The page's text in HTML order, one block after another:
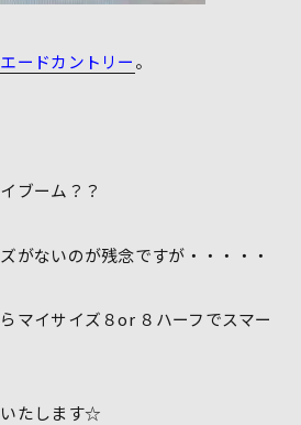
ードカントリー。
ブーム？？
がないのが残念ですが・・・・・
マイサイズ８or ８ハーフでスマー
たします☆